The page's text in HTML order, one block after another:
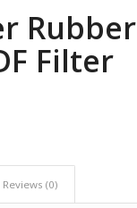
Rubber
Filter
Reviews (0)